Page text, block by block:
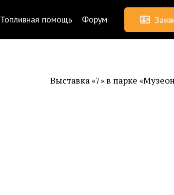
Топливная помощь Форум
Выставка «7» в парке